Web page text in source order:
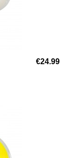
€24.99